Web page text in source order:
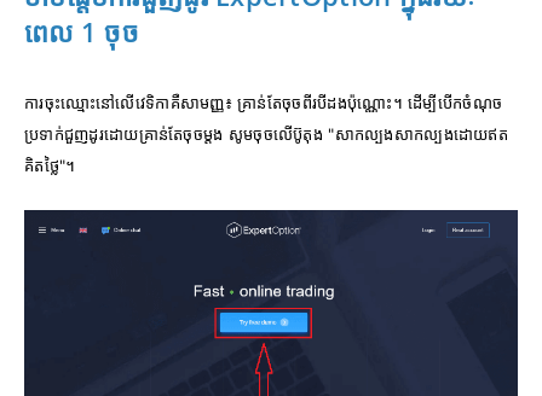
ពេល 1 ចុច
ការចុះឈ្មោះនៅលើវេទិកាគឺសាមញ្ញ៖ គ្រាន់តែចុចពីរបីដងប៉ុណ្ណោះ។ ដើម្បីបើកចំណុច
ប្រទាក់ជួញដូរដោយគ្រាន់តែចុចម្តង សូមចុចលើប៊ូតុង "សាកល្បងសាកល្បងដោយឥត
គិតថ្លៃ"។